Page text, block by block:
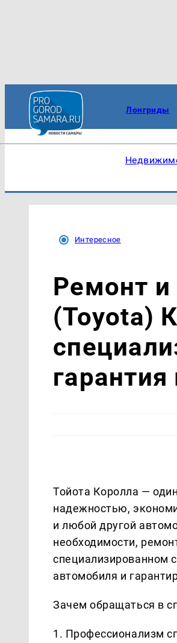
Лонгриды
Интересное
Ремонт и
(Toyota)
Тойота Королла —
надежностью,
и любой другой
необходимости,
специализированном
автомобиля и
Зачем обращаться в
1. Профессионализм